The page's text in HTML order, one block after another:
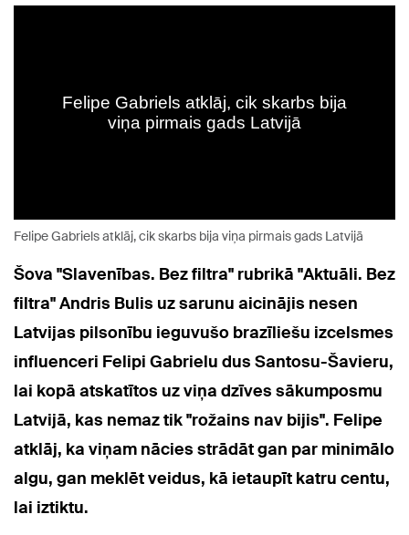
Felipe Gabriels atklāj, cik skarbs bija viņa pirmais gads Latvijā
Šova "Slavenības. Bez filtra" rubrikā "Aktuāli. Bez
filtra" Andris Bulis uz sarunu aicinājis nesen
Latvijas pilsonību ieguvušo brazīliešu izcelsmes
influenceri Felipi Gabrielu dus Santosu-Šavieru,
lai kopā atskatītos uz viņa dzīves sākumposmu
Latvijā, kas nemaz tik "rožains nav bijis". Felipe
atklāj, ka viņam nācies strādāt gan par minimālo
algu, gan meklēt veidus, kā ietaupīt katru centu,
lai iztiktu.